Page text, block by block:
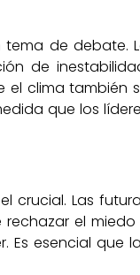
de debate.
de
el clima también
que los
crucial. Las
el miedo
Es esencial que